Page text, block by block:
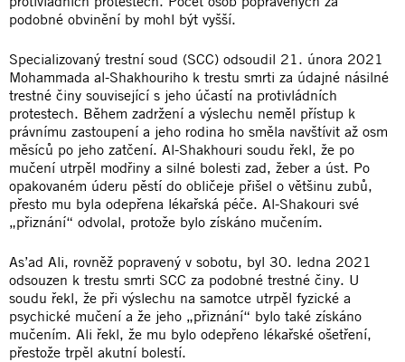
podobné obvinění by mohl být vyšší.
Specializovaný trestní soud (SCC) odsoudil 21. února 2021
Mohammada al-Shakhouriho k trestu smrti za údajné násilné
trestné činy související s jeho účastí na protivládních
protestech. Během zadržení a výslechu neměl přístup k
právnímu zastoupení a jeho rodina ho směla navštívit až osm
měsíců po jeho zatčení. Al-Shakhouri soudu řekl, že po
mučení utrpěl modřiny a silné bolesti zad, žeber a úst. Po
opakovaném úderu pěstí do obličeje přišel o většinu zubů,
přesto mu byla odepřena lékařská péče. Al-Shakouri své
„přiznání“ odvolal, protože bylo získáno mučením.
As’ad Ali, rovněž popravený v sobotu, byl 30. ledna 2021
odsouzen k trestu smrti SCC za podobné trestné činy. U
soudu řekl, že při výslechu na samotce utrpěl fyzické a
psychické mučení a že jeho „přiznání“ bylo také získáno
mučením. Ali řekl, že mu bylo odepřeno lékařské ošetření,
přestože trpěl akutní bolestí.